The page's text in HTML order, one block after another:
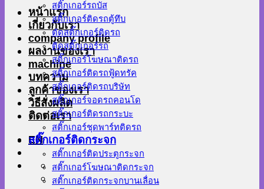
หน้าแรก
เกี่ยวกับเรา
company profile
ผลงานของเรา
machine
บทความ
ลูกค้าของเรา
วิธีสั่งผลิต
ติดต่อเรา
EN
สติ๊กเกอร์รถบัส
สติ๊กเกอร์ติดรถตู้ทึบ
ตัดสติ๊กเกอร์ติดรถ
ติดสติ๊กเกอร์รถ
สติ๊กเกอร์โฆษณาติดรถ
สติ๊กเกอร์ติดรถฟู้ดทรัค
สติ๊กเกอร์ติดรถบริษัท
สติ๊กเกอร์จอดรถคอนโด
สติ๊กเกอร์ติดรถกระบะ
สติ๊กเกอร์ชุดพาร์ทติดรถ
สติ๊กเกอร์ติดกระจก
สติ๊กเกอร์ติดประตูกระจก
สติ๊กเกอร์โฆษณาติดกระจก
สติ๊กเกอร์ติดกระจกบานเลื่อน